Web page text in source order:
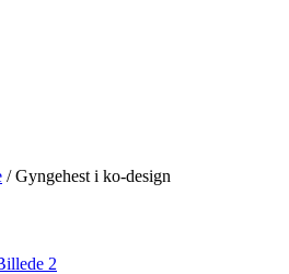
/ Gyngehest i ko-design